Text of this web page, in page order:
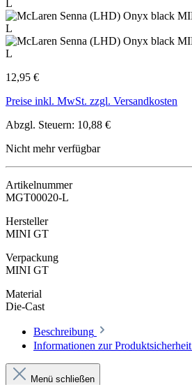
12,95 €
Preise inkl. MwSt. zzgl. Versandkosten
Abzgl. Steuern: 10,88 €
Nicht mehr verfügbar
Artikelnummer
MGT00020-L
Hersteller
MINI GT
Verpackung
MINI GT
Material
Die-Cast
Beschreibung
Informationen zur Produktsicherheit
Menü schließen